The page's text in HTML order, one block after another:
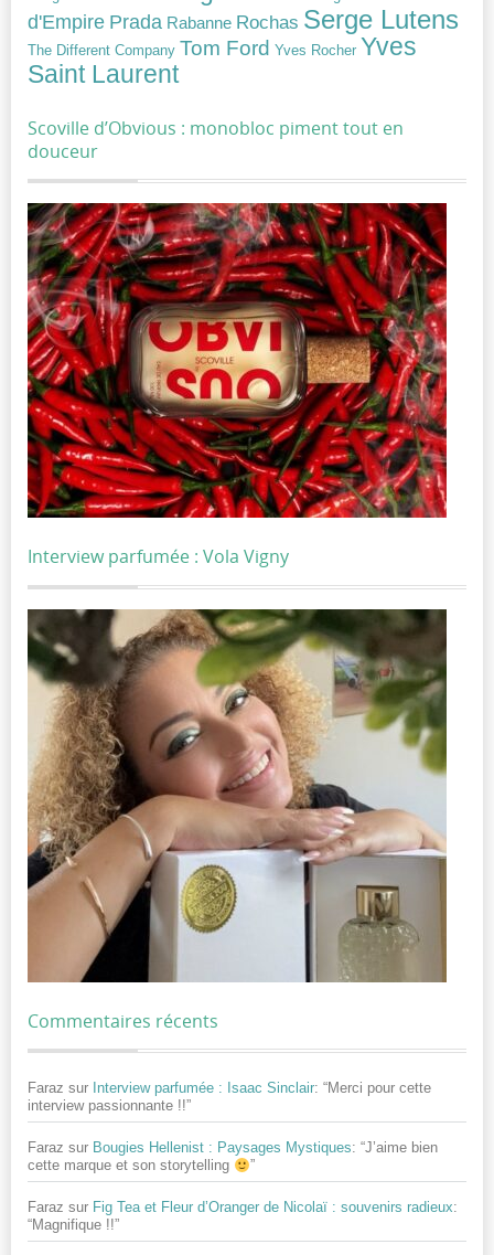
d'Empire Prada Rabanne Rochas Serge Lutens
The Different Company Tom Ford Yves Rocher Yves
Saint Laurent
Scoville d’Obvious : monobloc piment tout en
douceur
Interview parfumée : Vola Vigny
Commentaires récents
Faraz sur Interview parfumée : Isaac Sinclair: “Merci pour cette
interview passionnante !!”
Faraz sur Bougies Hellenist : Paysages Mystiques: “J’aime bien
cette marque et son storytelling
”
Faraz sur Fig Tea et Fleur d’Oranger de Nicolaï : souvenirs radieux:
“Magnifique !!”